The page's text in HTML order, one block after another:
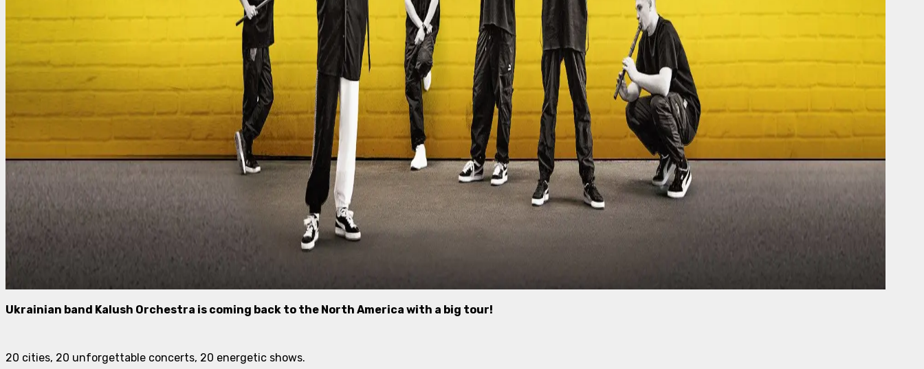
Ukrainian band Kalush Orchestra is coming back to the North America with a big tour!
20 cities, 20 unforgettable concerts, 20 energetic shows.